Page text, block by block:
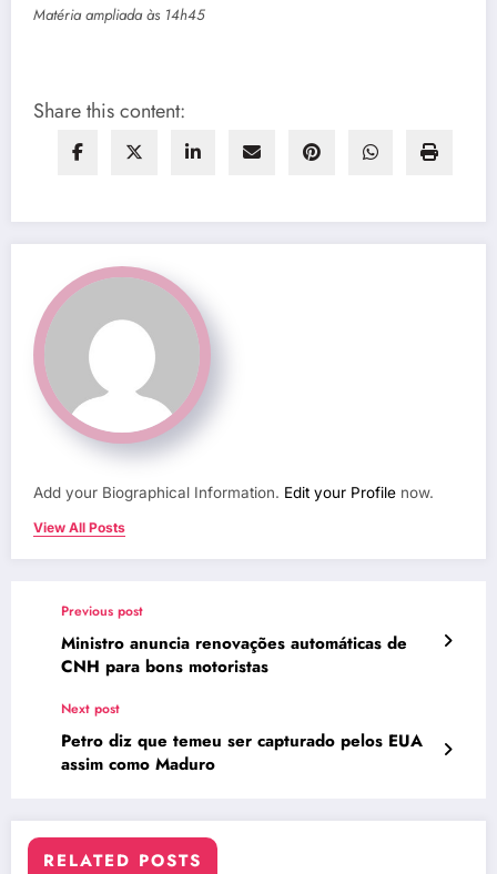
Matéria ampliada às 14h45
Share this content:
Add your Biographical Information. Edit your Profile now.
View All Posts
Previous post
Ministro anuncia renovações automáticas de
CNH para bons motoristas
Next post
Petro diz que temeu ser capturado pelos EUA
assim como Maduro
RELATED POSTS